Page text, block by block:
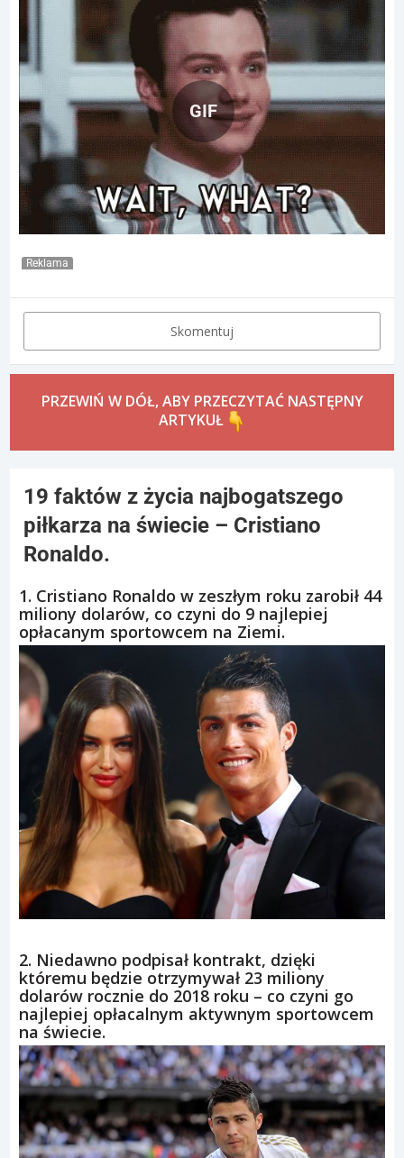
GIF
Reklama
Skomentuj
PRZEWIŃ W DÓŁ, ABY PRZECZYTAĆ NASTĘPNY
ARTYKUŁ
19 faktów z życia najbogatszego
piłkarza na świecie – Cristiano
Ronaldo.
1. Cristiano Ronaldo w zeszłym roku zarobił 44
miliony dolarów, co czyni do 9 najlepiej
opłacanym sportowcem na Ziemi.
2. Niedawno podpisał kontrakt, dzięki
któremu będzie otrzymywał 23 miliony
dolarów rocznie do 2018 roku – co czyni go
najlepiej opłacalnym aktywnym sportowcem
na świecie.